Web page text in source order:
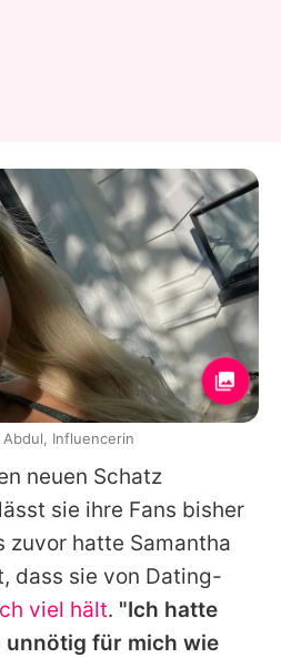
neuen Schatz
sie ihre Fans bisher
zuvor hatte Samantha
dass sie von Dating-
viel hält. "Ich hatte
unnötig für mich wie
Abdul, Influencerin